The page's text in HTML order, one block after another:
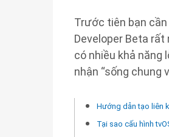
Trước tiên bạn
Developer Beta
có nhiều khả năng
nhận “sống chung
Hướng dẫn tạo liên
Tại sao cấu hình